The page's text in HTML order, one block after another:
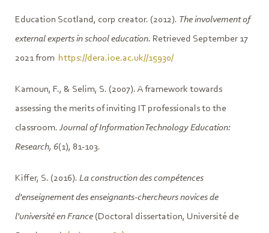
Education Scotland, corp creator. (2012). The involvement of
external experts in school education. Retrieved September 17
2021 from https://dera.ioe.ac.uk//15930/
Kamoun, F., & Selim, S. (2007). A framework towards
assessing the merits of inviting IT professionals to the
classroom. Journal of Information Technology Education:
Research, 6(1), 81-103.
Kiffer, S. (2016). La construction des compétences
d'enseignement des enseignants-chercheurs novices de
l'université en France (Doctoral dissertation, Université de